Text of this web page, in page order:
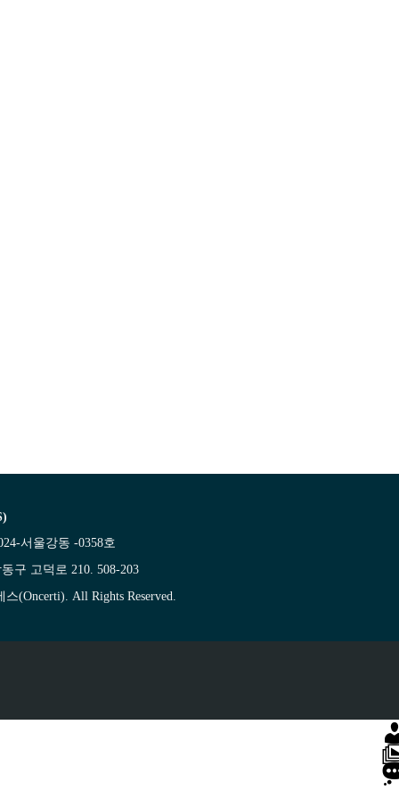
서울강동 -0358호
구 고덕로 210. 508-203
(Oncerti). All Rights Reserved.